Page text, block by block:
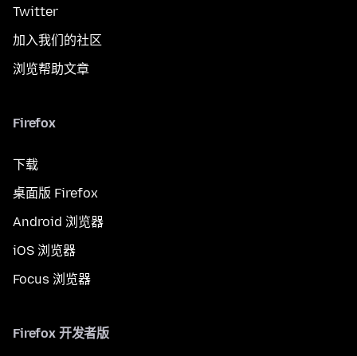
Twitter
加入我们的社区
浏览帮助文章
Firefox
下载
桌面版 Firefox
Android 浏览器
iOS 浏览器
Focus 浏览器
Firefox 开发者版